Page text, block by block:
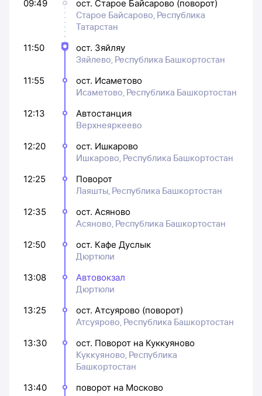
09:49
ост. Старое Байсарово (поворот)
Старое Байсарово, Республика
Татарстан
11:50
ост. Зяйляу
Зяйлево, Республика Башкортостан
11:55
ост. Исаметово
Исаметово, Республика Башкортостан
12:13
Автостанция
Верхнеяркеево
12:20
ост. Ишкарово
Ишкарово, Республика Башкортостан
12:25
Поворот
Лаяшты, Республика Башкортостан
12:35
ост. Асяново
Асяново, Республика Башкортостан
12:50
ост. Кафе Дуслык
Дюртюли
13:08
Автовокзал
Дюртюли
13:25
ост. Атсуярово (поворот)
Атсуярово, Республика Башкортостан
13:30
ост. Поворот на Куккуяново
Куккуяново, Республика
Башкортостан
13:40
поворот на Москово